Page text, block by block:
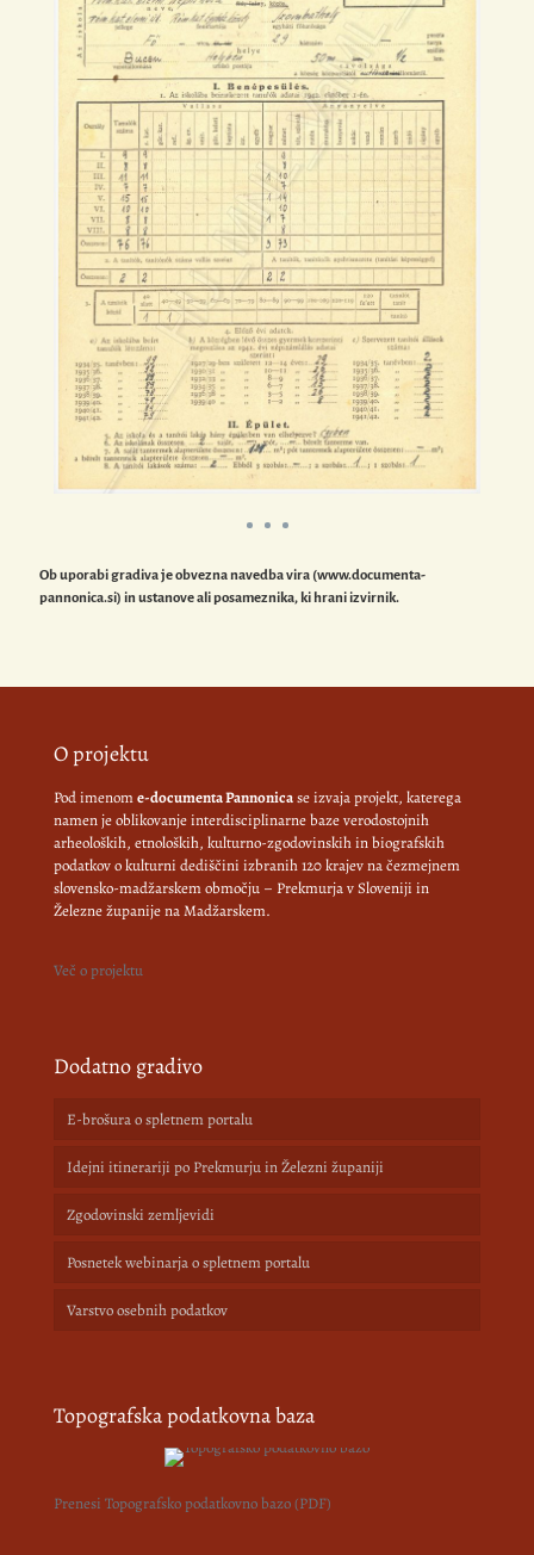
Ob uporabi gradiva je obvezna navedba vira (www.documenta-
pannonica.si) in ustanove ali posameznika, ki hrani izvirnik.
O projektu
Pod imenome-documenta Pannonicase izvaja projekt, katerega
namen je oblikovanje interdisciplinarne baze verodostojnih
arheoloških, etnoloških, kulturno-zgodovinskih in biografskih
podatkov o kulturni dediščini izbranih 120 krajev na čezmejnem
slovensko-madžarskem območju – Prekmurja v Sloveniji in
Železne županije na Madžarskem.
Več o projektu
Dodatno gradivo
E-brošura o spletnem portalu
Idejni itinerariji po Prekmurju in Železni županiji
Zgodovinski zemljevidi
Posnetek webinarja o spletnem portalu
Varstvo osebnih podatkov
Topografska podatkovna baza
Prenesi Topografsko podatkovno bazo (PDF)